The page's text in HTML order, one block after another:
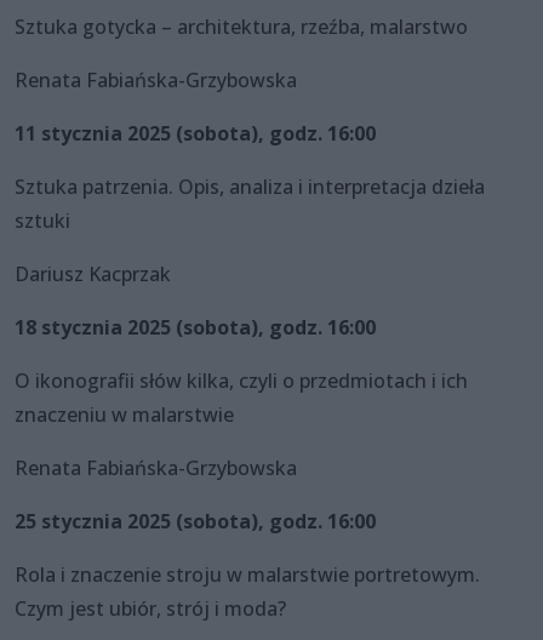
Sztuka gotycka – architektura, rzeźba, malarstwo
Renata Fabiańska-Grzybowska
11 stycznia 2025 (sobota), godz. 16:00
Sztuka patrzenia. Opis, analiza i interpretacja dzieła
sztuki
Dariusz Kacprzak
18 stycznia 2025 (sobota), godz. 16:00
O ikonografii słów kilka, czyli o przedmiotach i ich
znaczeniu w malarstwie
Renata Fabiańska-Grzybowska
25 stycznia 2025 (sobota), godz. 16:00
Rola i znaczenie stroju w malarstwie portretowym.
Czym jest ubiór, strój i moda?